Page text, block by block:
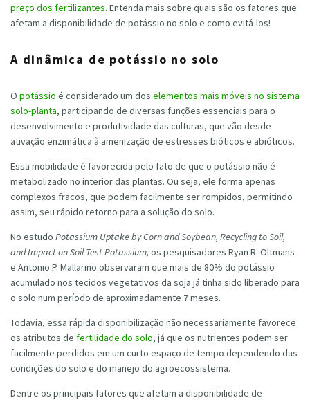
preço dos fertilizantes. Entenda mais sobre quais são os fatores que
afetam a disponibilidade de potássio no solo e como evitá-los!
A dinâmica de potássio no solo
O potássio é considerado um dos elementos mais móveis no sistema
solo-planta, participando de diversas funções essenciais para o
desenvolvimento e produtividade das culturas, que vão desde
ativação enzimática à amenização de estresses bióticos e abióticos.
Essa mobilidade é favorecida pelo fato de que o potássio não é
metabolizado no interior das plantas. Ou seja, ele forma apenas
complexos fracos, que podem facilmente ser rompidos, permitindo
assim, seu rápido retorno para a solução do solo.
No estudo Potassium Uptake by Corn and Soybean, Recycling to Soil,
and Impact on Soil Test Potassium, os pesquisadores Ryan R. Oltmans
e Antonio P. Mallarino observaram que mais de 80% do potássio
acumulado nos tecidos vegetativos da soja já tinha sido liberado para
o solo num período de aproximadamente 7 meses.
Todavia, essa rápida disponibilização não necessariamente favorece
os atributos de fertilidade do solo, já que os nutrientes podem ser
facilmente perdidos em um curto espaço de tempo dependendo das
condições do solo e do manejo do agroecossistema.
Dentre os principais fatores que afetam a disponibilidade de